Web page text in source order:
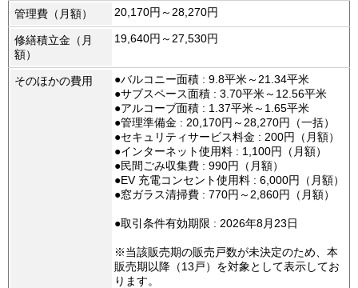
管理費（月額） 20,170円～28,270円
修繕積立金（月
額）
19,640円～27,530円
そのほかの費用
●バルコニー面積 : 9.8平米～21.34平米
●サブスペース面積 : 3.70平米～12.56平米
●アルコーブ面積 : 1.37平米～1.65平米
●管理準備金 : 20,170円～28,270円（一括）
●セキュリティサービス料金 : 200円（月額）
●インターネット使用料 : 1,100円（月額）
●民間ごみ収集費 : 990円（月額）
●EV 充電コンセント使用料 : 6,000円（月額）
●窓ガラス清掃費 : 770円～2,860円（月額）
●取引条件有効期限 : 2026年8月23日
※当該販売期の販売戸数が未決定のため、本
販売期以降（13戸）を対象として表示してお
ります。